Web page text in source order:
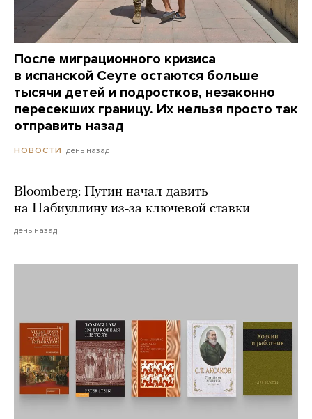
После миграционного кризиса
в испанской Сеуте остаются больше
тысячи детей и подростков, незаконно
пересекших границу. Их нельзя просто так
отправить назад
НОВОСТИ день назад
Bloomberg: Путин начал давить
на Набиуллину из-за ключевой ставки
день назад